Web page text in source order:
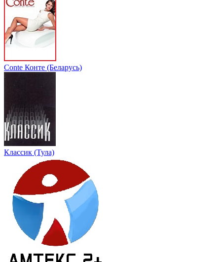
Conte Конте (Беларусь)
Классик (Тула)